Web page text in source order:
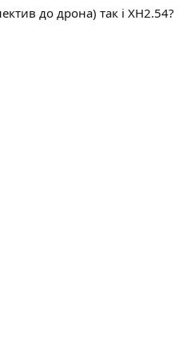
до дрона) так і XH2.54?